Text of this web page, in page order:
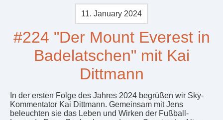
11. January 2024
#224 "Der Mount Everest in
Badelatschen" mit Kai
Dittmann
In der ersten Folge des Jahres 2024 begrüßen wir Sky-
Kommentator Kai Dittmann. Gemeinsam mit Jens
beleuchten sie das Leben und Wirken der Fußball-